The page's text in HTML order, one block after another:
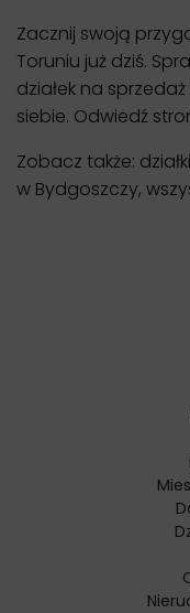
Zacznij swoją
Toruniu już dziś.
działek na
siebie. Odwiedź
Zobacz także:
w Bydgoszczy,